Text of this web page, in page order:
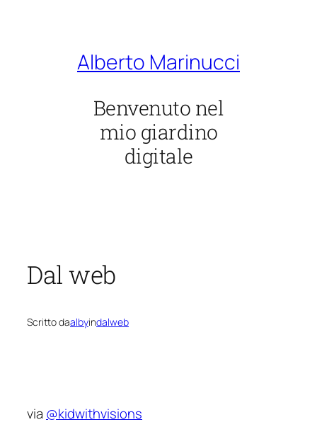
Alberto Marinucci
Benvenuto nel
mio giardino
digitale
Dal web
Scritto daalbyindalweb
via @kidwithvisions